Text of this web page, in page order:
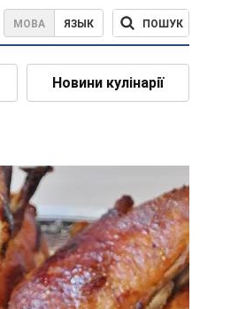
МОВА ЯЗЫК ПОШУК
Новини кулінарії